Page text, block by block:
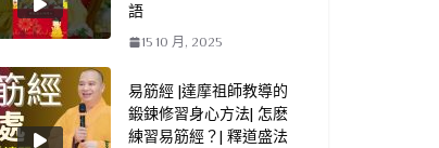
語
15 10 月, 2025
易筋經 |達摩祖師教導的
鍛鍊修習身心方法| 怎麽
練習易筋經？| 釋道盛法